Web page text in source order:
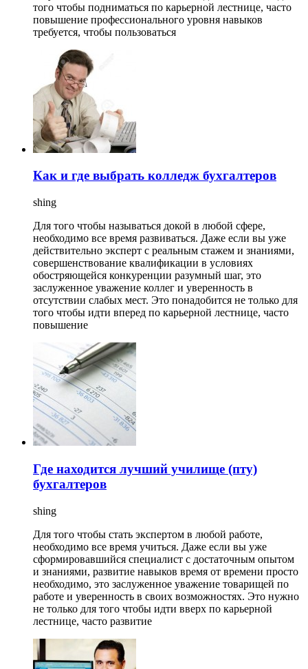
того чтобы подниматься по карьерной лестнице, часто
повышение профессионального уровня навыков
требуется, чтобы пользоваться
Как и где выбрать колледж бухгалтеров
shing
Для того чтобы называться докой в любой сфере,
необходимо все время развиваться. Даже если вы уже
действительно эксперт с реальным стажем и знаниями,
совершенствование квалификации в условиях
обостряющейся конкуренции разумный шаг, это
заслуженное уважение коллег и уверенность в
отсутствии слабых мест. Это понадобится не только для
того чтобы идти вперед по карьерной лестнице, часто
повышение
Где находится лучший училище (пту)
бухгалтеров
shing
Для того чтобы стать экспертом в любой работе,
необходимо все время учиться. Даже если вы уже
сформировавшийся специалист с достаточным опытом
и знаниями, развитие навыков время от времени просто
необходимо, это заслуженное уважение товарищей по
работе и уверенность в своих возможностях. Это нужно
не только для того чтобы идти вверх по карьерной
лестнице, часто развитие